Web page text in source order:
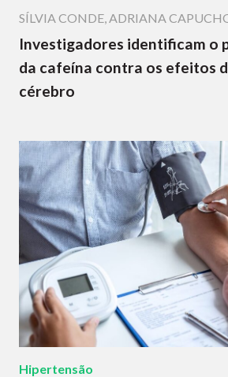
SÍLVIA CONDE,ADRIANA
Investigadores identificam o
da cafeína contra os efeitos
cérebro
Hipertensão